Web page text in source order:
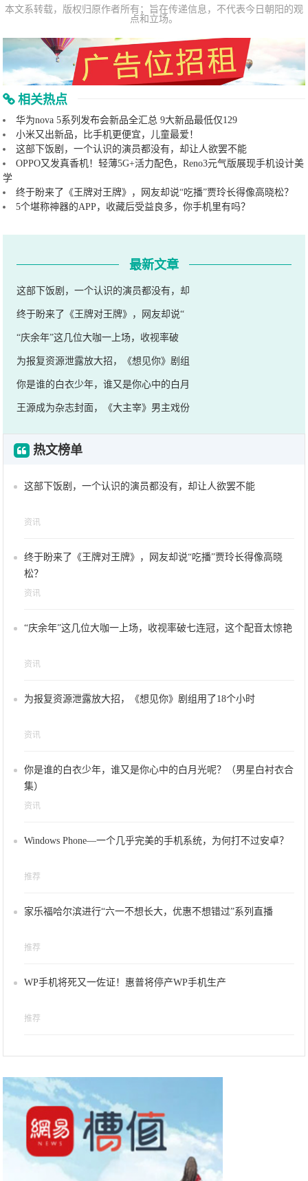
本文系转载，版权归原作者所有；旨在传递信息，不代表今日朝阳的观
点和立场。
相关热点
华为nova 5系列发布会新品全汇总 9大新品最低仅129
小米又出新品，比手机更便宜，儿童最爱！
这部下饭剧，一个认识的演员都没有，却让人欲罢不能
OPPO又发真香机！轻薄5G+活力配色，Reno3元气版展现手机设计美
学
终于盼来了《王牌对王牌》，网友却说“吃播”贾玲长得像高晓松？
5个堪称神器的APP，收藏后受益良多，你手机里有吗？
最新文章
这部下饭剧，一个认识的演员都没有，却
终于盼来了《王牌对王牌》，网友却说“
“庆余年”这几位大咖一上场，收视率破
为报复资源泄露放大招，《想见你》剧组
你是谁的白衣少年，谁又是你心中的白月
王源成为杂志封面，《大主宰》男主戏份
热文榜单
这部下饭剧，一个认识的演员都没有，却让人欲罢不能
资讯
终于盼来了《王牌对王牌》，网友却说“吃播”贾玲长得像高晓
松？
资讯
“庆余年”这几位大咖一上场，收视率破七连冠，这个配音太惊艳
资讯
为报复资源泄露放大招，《想见你》剧组用了18个小时
资讯
你是谁的白衣少年，谁又是你心中的白月光呢？（男星白衬衣合
集）
资讯
Windows Phone—一个几乎完美的手机系统，为何打不过安卓？
推荐
家乐福哈尔滨进行“六一不想长大，优惠不想错过”系列直播
推荐
WP手机将死又一佐证！惠普将停产WP手机生产
推荐